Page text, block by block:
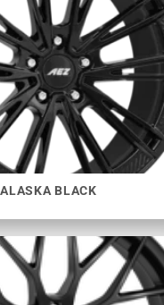
ALASKA BLACK